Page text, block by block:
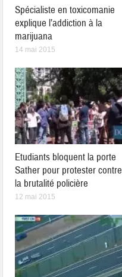
Spécialiste en toxicomanie
explique l’addiction à la
marijuana
14 mai 2015
Etudiants bloquent la porte
Sather pour protester contre
la brutalité policière
12 mai 2015